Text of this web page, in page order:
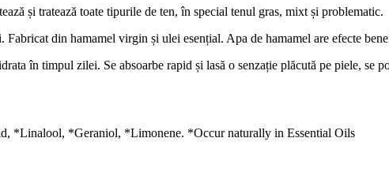
și tratează toate tipurile de ten, în special tenul gras, mixt și problematic.
din hamamel virgin și ulei esențial. Apa de hamamel are efecte
în timpul zilei. Se absoarbe rapid și lasă o senzație plăcută pe piele, se
*Linalool, *Geraniol, *Limonene. *Occur naturally in Essential Oils